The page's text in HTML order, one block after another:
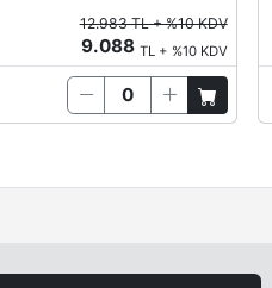
12.983 TL + %10 KDV
9.088 TL + %10 KDV